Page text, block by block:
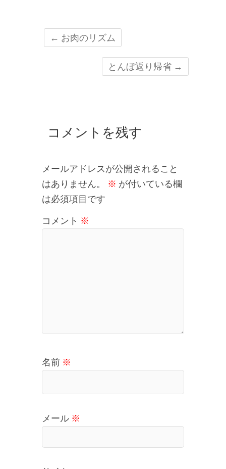
← お肉のリズム
とんぼ返り帰省 →
コメントを残す
メールアドレスが公開されること
はありません。
※ が付いている欄
は必須項目です
コメント ※
名前 ※
メール ※